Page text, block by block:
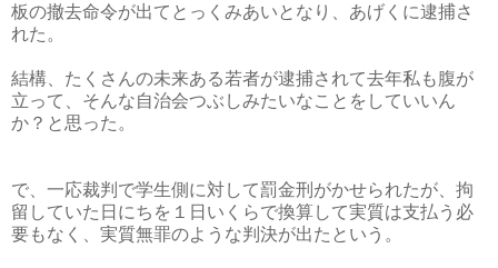
板の撤去命令が出てとっくみあいとなり、あげくに逮捕さ
れた。
結構、たくさんの未来ある若者が逮捕されて去年私も腹が
立って、そんな自治会つぶしみたいなことをしていいん
か？と思った。
で、一応裁判で学生側に対して罰金刑がかせられたが、拘
留していた日にちを１日いくらで換算して実質は支払う必
要もなく、実質無罪のような判決が出たという。